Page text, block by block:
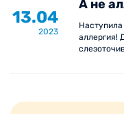
13.04
2023
А не
аллергия!